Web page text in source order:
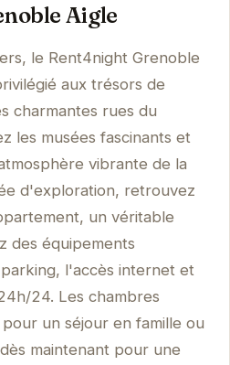
Aigle
le Rent4night Grenoble
aux trésors de
charmantes rues du
les musées fascinants et
vibrante de la
d'exploration, retrouvez
un véritable
des équipements
l'accès internet et
24. Les chambres
un séjour en famille ou
maintenant pour une